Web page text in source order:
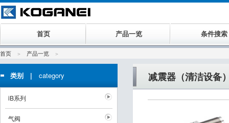
首页 产品一览 条件搜索
首页 产品一览
减震器（清洁设备
类别 | category
iB系列
气阀